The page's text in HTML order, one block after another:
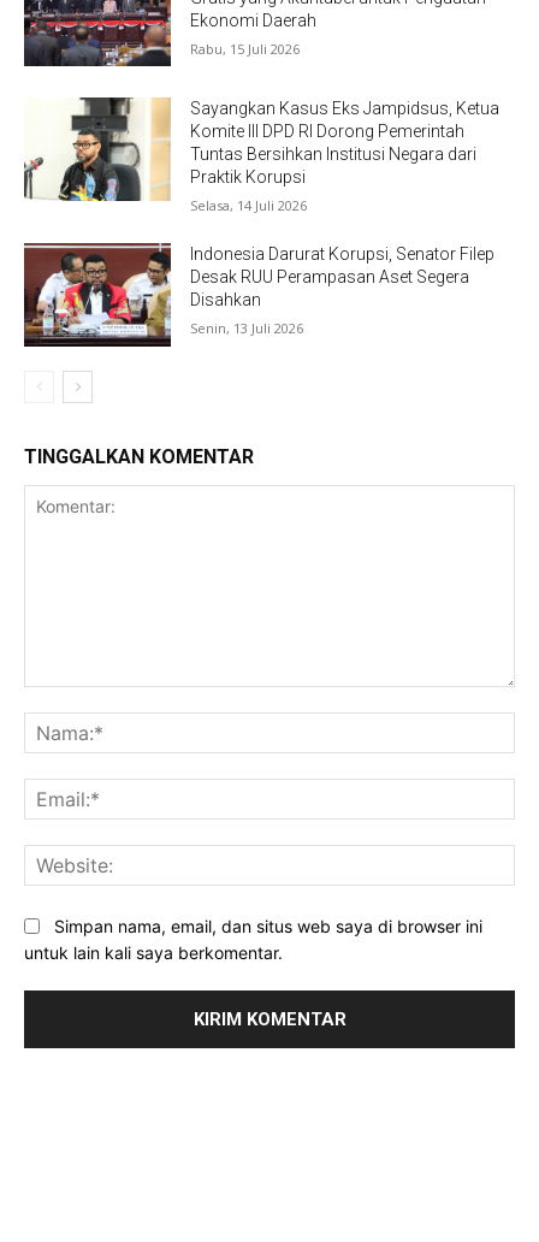
Ekonomi Daerah
Rabu, 15 Juli 2026
Sayangkan Kasus Eks Jampidsus, Ketua
Komite III DPD RI Dorong Pemerintah
Tuntas Bersihkan Institusi Negara dari
Praktik Korupsi
Selasa, 14 Juli 2026
Indonesia Darurat Korupsi, Senator Filep
Desak RUU Perampasan Aset Segera
Disahkan
Senin, 13 Juli 2026
TINGGALKAN KOMENTAR
Simpan nama, email, dan situs web saya di browser ini
untuk lain kali saya berkomentar.